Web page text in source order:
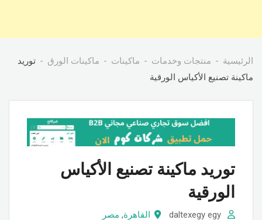
الرئيسية منتجات وخدمات ماكينات ماكينات الورق
توريد
ماكينة تصنيع الأكياس الورقية
توريد ماكينة تصنيع الأكياس
الورقية
القاهرة, مصر